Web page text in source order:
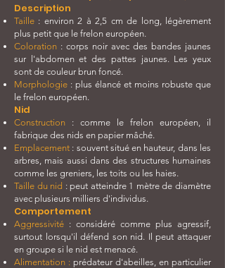
Description
Taille : environ 2 à 2,5 cm de long, légèrement
plus petit que le frelon européen.
Coloration : corps noir avec des bandes jaunes
sur l'abdomen et des pattes jaunes. Les yeux
sont de couleur brun foncé.
Morphologie : plus élancé et moins robuste que
le frelon européen.
Nid
Construction : comme le frelon européen, il
fabrique des nids en papier mâché.
Emplacement : souvent situé en hauteur, dans les
arbres, mais aussi dans des structures humaines
comme les greniers, les toits ou les haies.
Taille du nid : peut atteindre 1 mètre de diamètre
avec plusieurs milliers d'individus.
Comportement
Aggressivité : considéré comme plus agressif,
surtout lorsqu'il défend son nid. Il peut attaquer
en groupe si le nid est menacé.
Alimentation : prédateur d'abeilles, en particulier